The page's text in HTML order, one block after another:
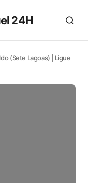
24H
(Sete Lagoas) | Ligue